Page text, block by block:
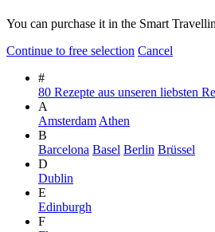
You can purchase it in the Smart
Continue to free selection Cancel
#
80 Rezepte aus unseren liebsten
A
Amsterdam Athen
B
Barcelona Basel Berlin Brüssel
D
Dublin
E
Edinburgh
F